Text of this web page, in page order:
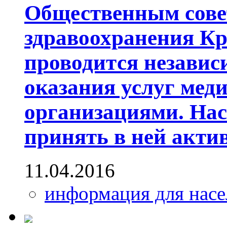
Общественным
здравоохранения
проводится
оказания услуг
организациями.
принять в ней
11.04.2016
информация для